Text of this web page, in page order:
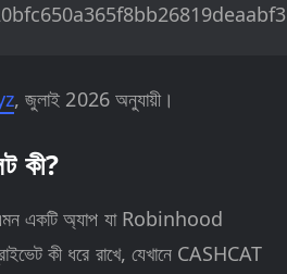
, জুলাই 2026 অনুযায়ী।
কী?
একটি অ্যাপ যা Robinhood
কী ধরে রাখে, যেখানে CASHCAT